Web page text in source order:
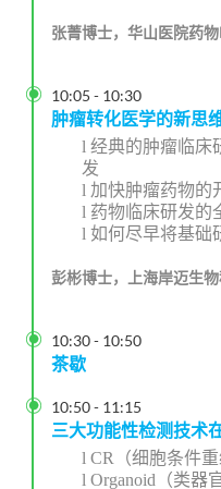
张菁博士，华山医院药
10:05 - 10:30

肿瘤转化医学的新思
l 经典的肿瘤临床
发
l 加快肿瘤药物的
l 药物临床研发的
l 如何尽早将基础
彭彬博士，上海岸迈生
10:30- 10:50

茶歇
10:50- 11:15

三大功能性检测技术
l CR
（细胞条件
l Organoid （类器